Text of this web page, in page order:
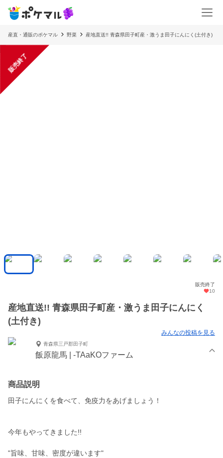
産直・通販のポケマル 野菜 産地直送!! 青森県田子町産・激うま田子にんにく(土付き)
販売終了
販売終了
10
産地直送!! 青森県田子町産・激うま田子にんにく
(土付き)
みんなの投稿を見る
青森県三戸郡田子町
飯原龍馬 | -TAaKOファーム
商品説明
田子にんにくを食べて、免疫力をあげましょう！
今年もやってきました!!
"旨味、甘味、密度が違います"